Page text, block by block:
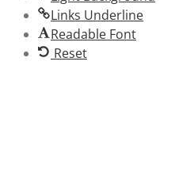
Links Underline
Readable Font
Reset